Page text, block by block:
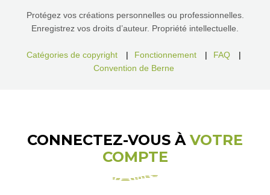
Protégez vos créations personnelles ou professionnelles.
Enregistrez vos droits d’auteur. Propriété intellectuelle.
Catégories de copyright | Fonctionnement | FAQ
|
Convention de Berne
CONNECTEZ-VOUS À VOTRE
COMPTE